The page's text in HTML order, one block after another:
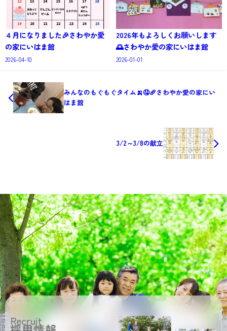
４月になりました🎉さわやか愛
の家にいはま館
2026-04-10
2026年もよろしくお願いします
🌅さわやか愛の家にいはま館
2026-01-01
みんなのもぐもぐタイム🍌🤤🥖さわやか愛の家にい
はま館
3/2～3/8の献立
Recruit